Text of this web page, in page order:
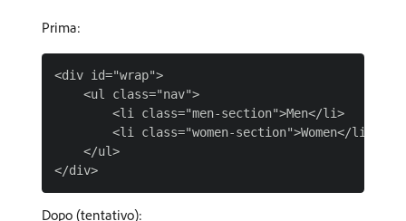
Prima:
<div id="wrap">
<ul class="nav">
        <li class="men-section">Men</li>
<li class="women-section">Women</li>
</ul>
Dopo (tentativo):